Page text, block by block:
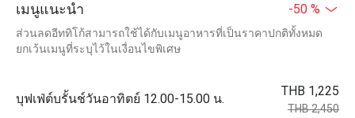
เมนูแนะนำ -50 %
ส่วนลดอีททิโก้สามารถใช้ได้กับเมนูอาหารที่เป็นราคาปกติทั้งหมด
ยกเว้นเมนูที่ระบุไว้ในเงื่อนไขพิเศษ
บุฟเฟ่ต์บรั้นช์วันอาทิตย์ 12.00-15.00 น.
THB 1,225
THB 2,450